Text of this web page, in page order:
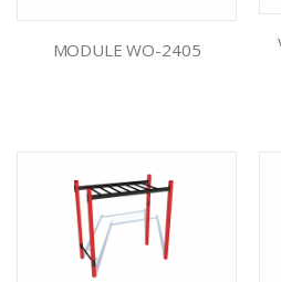
MODULE WO-2405